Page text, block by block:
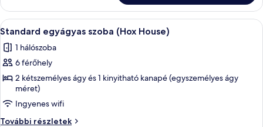
A
következő
szoba
összes
képének
megtekintése:
Standard
egyágyas
Egy konyha központi szigettel,
9
Standard egyágyas szoba (Hox House)
1 hálószoba
6 férőhely
2 kétszemélyes ágy és 1 kinyitható kanapé (egyszemélyes ágy
méret)
Ingyenes wifi
További részletek
Standard